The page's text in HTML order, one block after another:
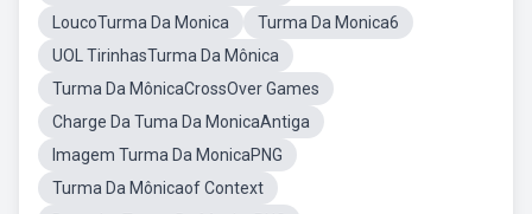
LoucoTurma Da Monica
Turma Da Monica6
UOL TirinhasTurma Da Mônica
Turma Da MônicaCrossOver Games
Charge Da Tuma Da MonicaAntiga
Imagem Turma Da MonicaPNG
Turma Da Mônicaof Context